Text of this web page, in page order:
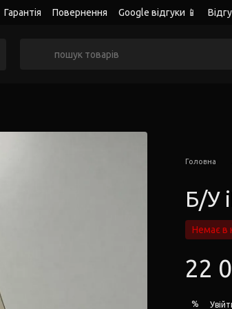
Гарантія Повернення Google відгуки 📱
Головна
Б/У
Немає в
22
%